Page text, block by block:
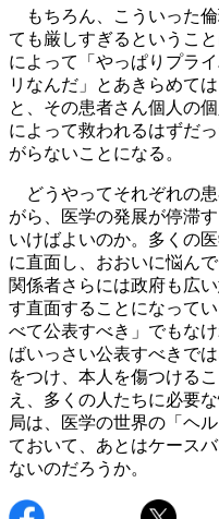
もちろん、こういった倫
ても厳しすぎるというこ
によって「やっぱりプラ
リなんだ」とあきらめて
と、その患者さん個人の
によって救われるはずだ
がらないことになる。
どうやってそれぞれの
がら、医学の発展が停滞
いけばよいのか。多くの
に直面し、おおいに悩ん
関係者さらには政府も広
す直面することになって
べて公表すべき」でもな
ばいっさい公表すべきで
をつけ、本人を傷つける
え、多くの人たちに必要
局は、医学の世界の「ヘ
ておいて、あとはケース
ないのだろうか。